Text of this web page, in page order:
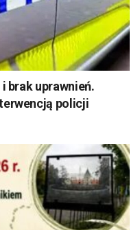
brak uprawnień.
policji